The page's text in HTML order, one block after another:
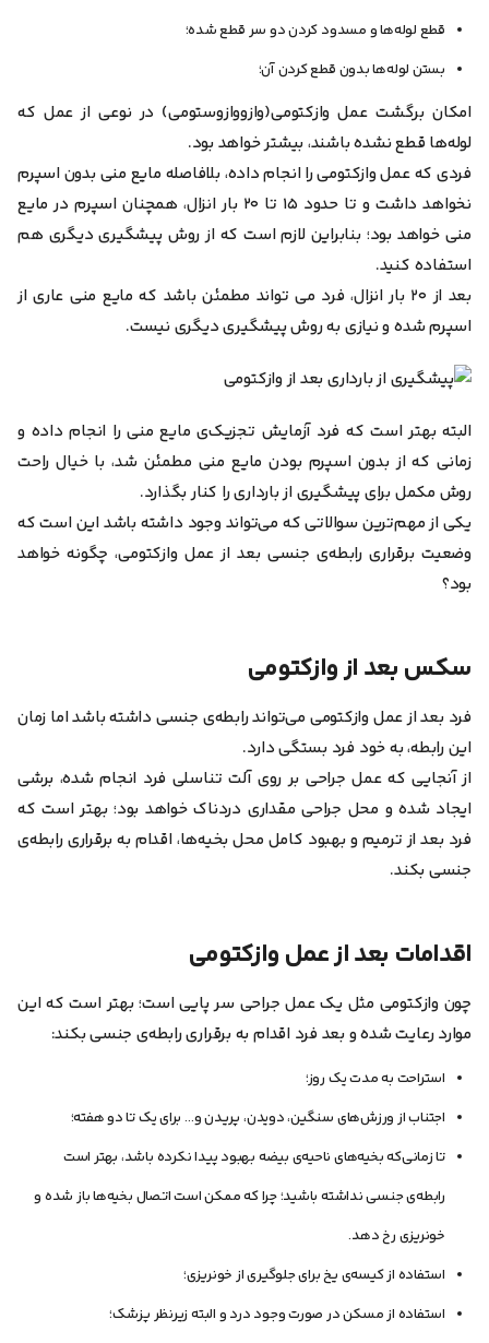
قطع لوله‌ها و مسدود کردن دو سر قطع شده؛
بستن لوله‌ها بدون قطع کردن آن؛
امکان برگشت عمل وازکتومی(وازووازوستومی) در نوعی از عمل که
لوله‌ها قطع نشده باشند، بیشتر خواهد بود.
فردی که عمل وازکتومی را انجام داده، بلافاصله مایع منی بدون اسپرم
نخواهد داشت و تا حدود ۱۵ تا ۲۰ بار انزال، همچنان اسپرم در مایع
منی خواهد بود؛ بنابراین لازم است که از روش پیشگیری دیگری هم
استفاده کنید.
بعد از ۲۰ بار انزال، فرد می تواند مطمئن باشد که مایع منی عاری از
اسپرم شده و نیازی به روش پیشگیری دیگری نیست.
البته بهتر است که فرد آزمایش تجزیک‌ی مایع منی را انجام داده و
زمانی که از بدون اسپرم بودن مایع منی مطمئن شد، با خیال راحت
روش مکمل برای پیشگیری از بارداری را کنار بگذارد.
یکی از مهم‌ترین سوالاتی که می‌تواند وجود داشته باشد این است که
وضعیت برقراری رابطه‌ی جنسی بعد از عمل وازکتومی، چگونه خواهد
بود؟
سکس بعد از وازکتومی
فرد بعد از عمل وازکتومی می‌تواند رابطه‌ی جنسی داشته باشد اما زمان
این رابطه‌، به خود فرد بستگی دارد.
از آنجایی ‌که عمل جراحی بر روی آلت تناسلی فرد انجام شده، برشی
ایجاد شده و محل جراحی مقداری دردناک خواهد بود؛ بهتر است که
فرد بعد از ترمیم و بهبود کامل محل بخیه‌ها، اقدام به برقراری رابطه‌ی
جنسی بکند.
اقدامات بعد از عمل وازکتومی
چون وازکتومی مثل یک عمل جراحی سر پایی است؛ بهتر است که این
موارد رعایت شده و بعد فرد اقدام به برقراری رابطه‌ی جنسی بکند:
استراحت به مدت یک روز؛
اجتناب از ورزش‌های سنگین، دویدن، پریدن و… برای یک تا دو هفته؛
تا زمانی‌که بخیه‌های ناحیه‌ی بیضه بهبود پیدا نکرده باشد، بهتر است
رابطه‌ی جنسی نداشته باشید؛ چرا که ممکن است اتصال بخیه‌ها باز شده و
خونریزی رخ دهد.
استفاده از کیسه‌ی یخ برای جلوگیری از خونریزی؛
استفاده از مسکن در صورت وجود درد و البته زیرنظر پزشک؛